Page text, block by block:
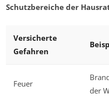
Schutzbereiche der
Versicherte
Gefahren
Feuer
der